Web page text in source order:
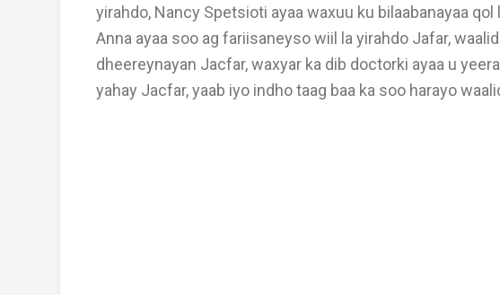
yirahdo, Nancy Spetsioti ayaa waxuu ku bilaabanayaa
Anna ayaa soo ag fariisaneyso wiil la yirahdo Jafar,
dheereynayan Jacfar, waxyar ka dib doctorki ayaa u
yahay Jacfar, yaab iyo indho taag baa ka soo harayo